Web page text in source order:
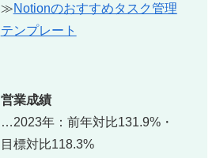
≫Notionのおすすめタスク管理
テンプレート
営業成績
…2023年：前年対比131.9%・
目標対比118.3%